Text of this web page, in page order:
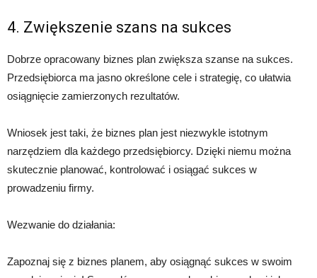
4. Zwiększenie szans na sukces
Dobrze opracowany biznes plan zwiększa szanse na sukces.
Przedsiębiorca ma jasno określone cele i strategię, co ułatwia
osiągnięcie zamierzonych rezultatów.
Wniosek jest taki, że biznes plan jest niezwykle istotnym
narzędziem dla każdego przedsiębiorcy. Dzięki niemu można
skutecznie planować, kontrolować i osiągać sukces w
prowadzeniu firmy.
Wezwanie do działania:
Zapoznaj się z biznes planem, aby osiągnąć sukces w swoim